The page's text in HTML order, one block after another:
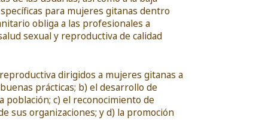
para mujeres gitanas dentro
obliga a las profesionales a
sexual y reproductiva de calidad
dirigidos a mujeres gitanas a
prácticas; b) el desarrollo de
c) el reconocimiento de
sus organizaciones; y d) la promoción